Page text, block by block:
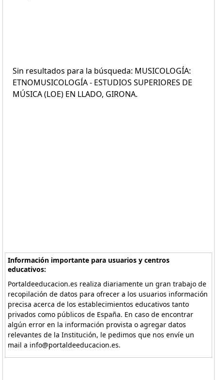
Sin resultados para la búsqueda: MUSICOLOGÍA:
ETNOMUSICOLOGÍA - ESTUDIOS SUPERIORES DE
MÚSICA (LOE) EN LLADO, GIRONA.
Información importante para usuarios y centros
educativos:
Portaldeeducacion.es realiza diariamente un gran trabajo de
recopilación de datos para ofrecer a los usuarios información
precisa acerca de los establecimientos educativos tanto
privados como públicos de España. En caso de encontrar
algún error en la información provista o agregar datos
relevantes de la Institución, le pedimos que nos envíe un
mail a info@portaldeeducacion.es.